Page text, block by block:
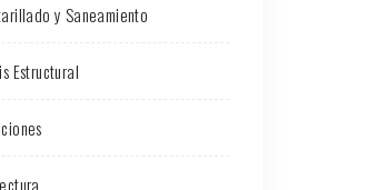
y Saneamiento
Estructural